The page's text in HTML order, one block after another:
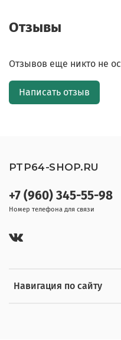
Отзывы
Отзывов еще никто не
Написать отзыв
Навигация по сайту
+7 (960) 345-55-98
Номер телефона для связи
PTP64-SHOP.RU